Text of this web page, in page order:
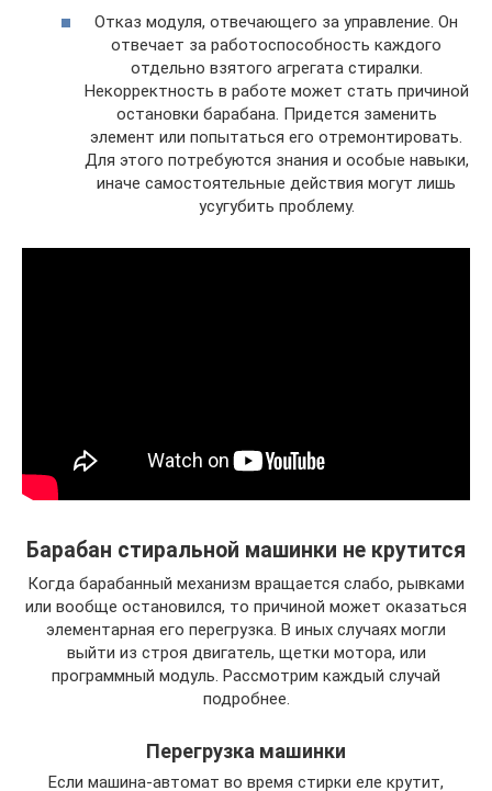
Отказ модуля, отвечающего за управление. Он
отвечает за работоспособность каждого
отдельно взятого агрегата стиралки.
Некорректность в работе может стать причиной
остановки барабана. Придется заменить
элемент или попытаться его отремонтировать.
Для этого потребуются знания и особые навыки,
иначе самостоятельные действия могут лишь
усугубить проблему.
Барабан стиральной машинки не крутится
Когда барабанный механизм вращается слабо, рывками
или вообще остановился, то причиной может оказаться
элементарная его перегрузка. В иных случаях могли
выйти из строя двигатель, щетки мотора, или
программный модуль. Рассмотрим каждый случай
подробнее.
Перегрузка машинки
Если машина-автомат во время стирки еле крутит,